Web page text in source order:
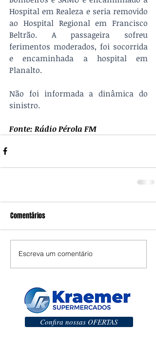
Hospital em Realeza e seria removido
ao Hospital Regional em Francisco
Beltrão. A passageira sofreu
ferimentos moderados, foi socorrida
e encaminhada a hospital em
Planalto.
Não foi informada a dinâmica do
sinistro.
Fonte: Rádio Pérola FM
Comentários
Escreva um comentário
Confira nossas OFERTAS